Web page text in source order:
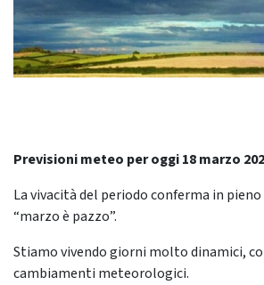
Previsioni meteo per oggi 18 marzo
La vivacità del periodo conferma in
“marzo è pazzo”.
Stiamo vivendo giorni molto dinamici,
cambiamenti meteorologici.